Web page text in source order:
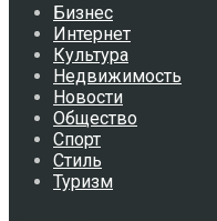
Бизнес
Интернет
Культура
Недвижимость
Новости
Общество
Спорт
Стиль
Туризм